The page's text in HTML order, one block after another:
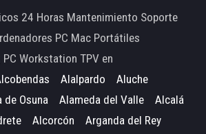
24 Horas Mantenimiento Soporte
PC Mac Portátiles
Workstation TPV en
Alalpardo
Aluche
de Osuna Alameda del Valle
Alcalá
Alcorcón
Arganda del Rey